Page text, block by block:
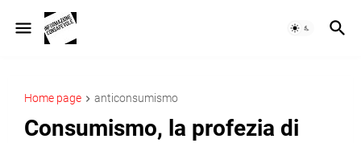
Home page anticonsumismo
Consumismo, la profezia di